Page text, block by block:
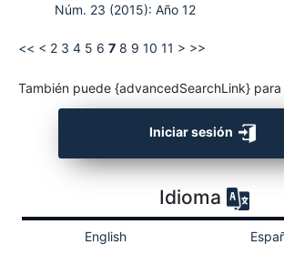
Núm. 23 (2015): Año 12
<< < 2 3 4 5 6 7 8 9 10 11 > >>
También puede {advancedSearchLink}
Iniciar sesión
Idioma
English